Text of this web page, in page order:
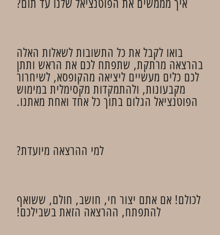
בואו לקבל את כל התשובות לשאלות האלה
בהרצאה מרתקת, שתפתח לכם את הראש ותתן
לכם כלים מעשיים ליציאה מהקופסא, לשיחרור
מקבעונות, ולהתמקדות מקסימלית במימוש
הפוטנציאל הגלום בתוך כל אחד ואחת מאתנו.
למי ההרצאה מיועדת?
לכולם! אם אתם יצור חי, חושב, חולם, ששואף
להתפתח, ההרצאה הזאת בשבילכם!